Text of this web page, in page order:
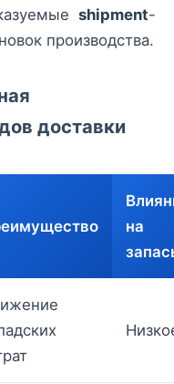
shipment-
производства.
доставки
на